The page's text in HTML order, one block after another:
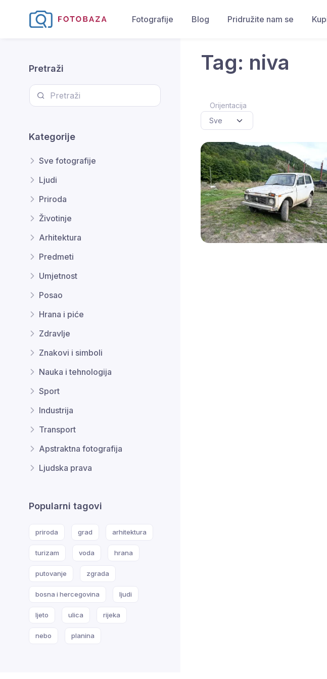
Fotografije Blog Pridružite nam se
Pretraži
Kategorije
Sve fotografije
Ljudi
Priroda
Životinje
Arhitektura
Predmeti
Umjetnost
Posao
Hrana i piće
Zdravlje
Znakovi i simboli
Nauka i tehnologija
Sport
Industrija
Transport
Apstraktna fotografija
Ljudska prava
Popularni tagovi
priroda grad arhitektura
turizam voda hrana
putovanje zgrada
bosna i hercegovina ljudi
ljeto ulica rijeka
nebo planina
Tag: niva
Orijentacija